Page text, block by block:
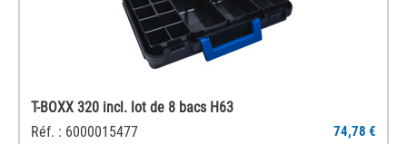
T-BOXX 320 incl. lot de 8 bacs H63
Réf. : 6000015477
74,78 €